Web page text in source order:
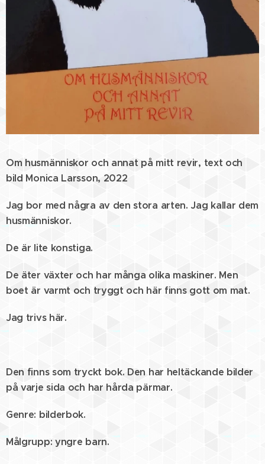
Om husmänniskor och annat på mitt revir, text och
bild Monica Larsson, 2022
Jag bor med några av den stora arten. Jag kallar dem
husmänniskor.
De är lite konstiga.
De äter växter och har många olika maskiner. Men
boet är varmt och tryggt och här finns gott om mat.
Jag trivs här.
Den finns som tryckt bok. Den har heltäckande bilder
på varje sida och har hårda pärmar.
Genre: bilderbok.
Målgrupp: yngre barn.